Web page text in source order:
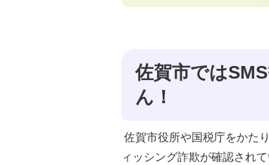
佐賀市では
ん！
佐賀市役所や国税庁をかた
ィッシング詐欺が確認されて